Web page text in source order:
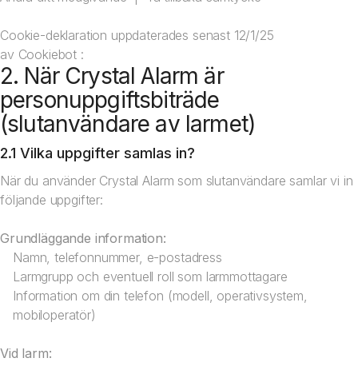
Cookie-deklaration uppdaterades senast 12/1/25
av Cookiebot :
2. När Crystal Alarm är
personuppgiftsbiträde
(slutanvändare av larmet)
2.1 Vilka uppgifter samlas in?
När du använder Crystal Alarm som slutanvändare samlar vi in
följande uppgifter:
Grundläggande information:
Namn, telefonnummer, e-postadress
Larmgrupp och eventuell roll som larmmottagare
Information om din telefon (modell, operativsystem,
mobiloperatör)
Vid larm: